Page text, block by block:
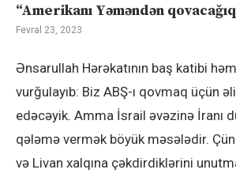
“Amerikanı Yəməndən
Fevral 23, 2023
Ənsarullah Hərəkatının baş katibi
vurğulayıb: Biz ABŞ-ı qovmaq üçün
edəcəyik. Amma İsrail əvəzinə İranı
qələmə vermək böyük məsələdir.
və Livan xalqına çəkdirdiklərini